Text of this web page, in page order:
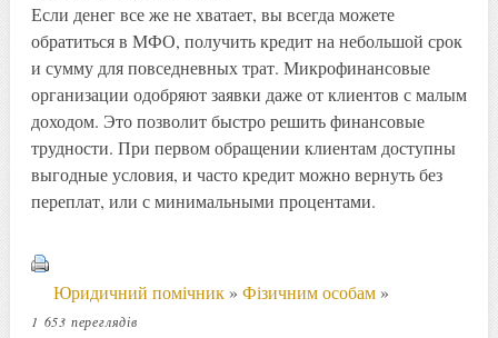
Если денег все же не хватает, вы всегда можете
обратиться в МФО, получить кредит на небольшой срок
и сумму для повседневных трат. Микрофинансовые
организации одобряют заявки даже от клиентов с малым
доходом. Это позволит быстро решить финансовые
трудности. При первом обращении клиентам доступны
выгодные условия, и часто кредит можно вернуть без
переплат, или с минимальными процентами.
Юридичний помічник» Фізичним особам»
1 653 переглядів